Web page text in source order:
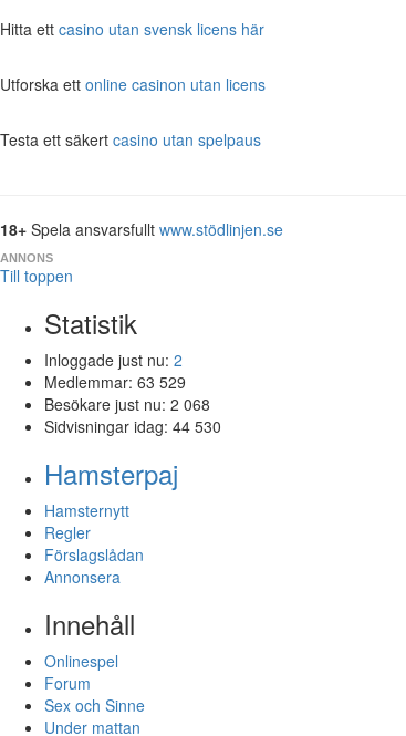
Hitta ett casino utan svensk licens här
Utforska ett online casinon utan licens
Testa ett säkert casino utan spelpaus
18+ Spela ansvarsfullt www.stödlinjen.se
ANNONS
Till toppen
Statistik
Inloggade just nu: 2
Medlemmar: 63 529
Besökare just nu: 2 068
Sidvisningar idag: 44 530
Hamsterpaj
Hamsternytt
Regler
Förslagslådan
Annonsera
Innehåll
Onlinespel
Forum
Sex och Sinne
Under mattan